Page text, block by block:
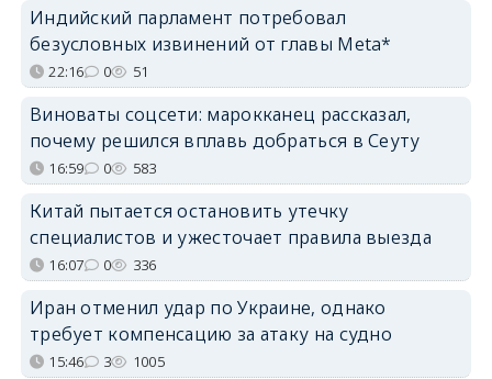
Индийский парламент потребовал
безусловных извинений от главы Meta*
22:16 0 51
Виноваты соцсети: марокканец рассказал,
почему решился вплавь добраться в Сеуту
16:59 0 583
Китай пытается остановить утечку
специалистов и ужесточает правила выезда
16:07 0 336
Иран отменил удар по Украине, однако
требует компенсацию за атаку на судно
15:46 3 1005